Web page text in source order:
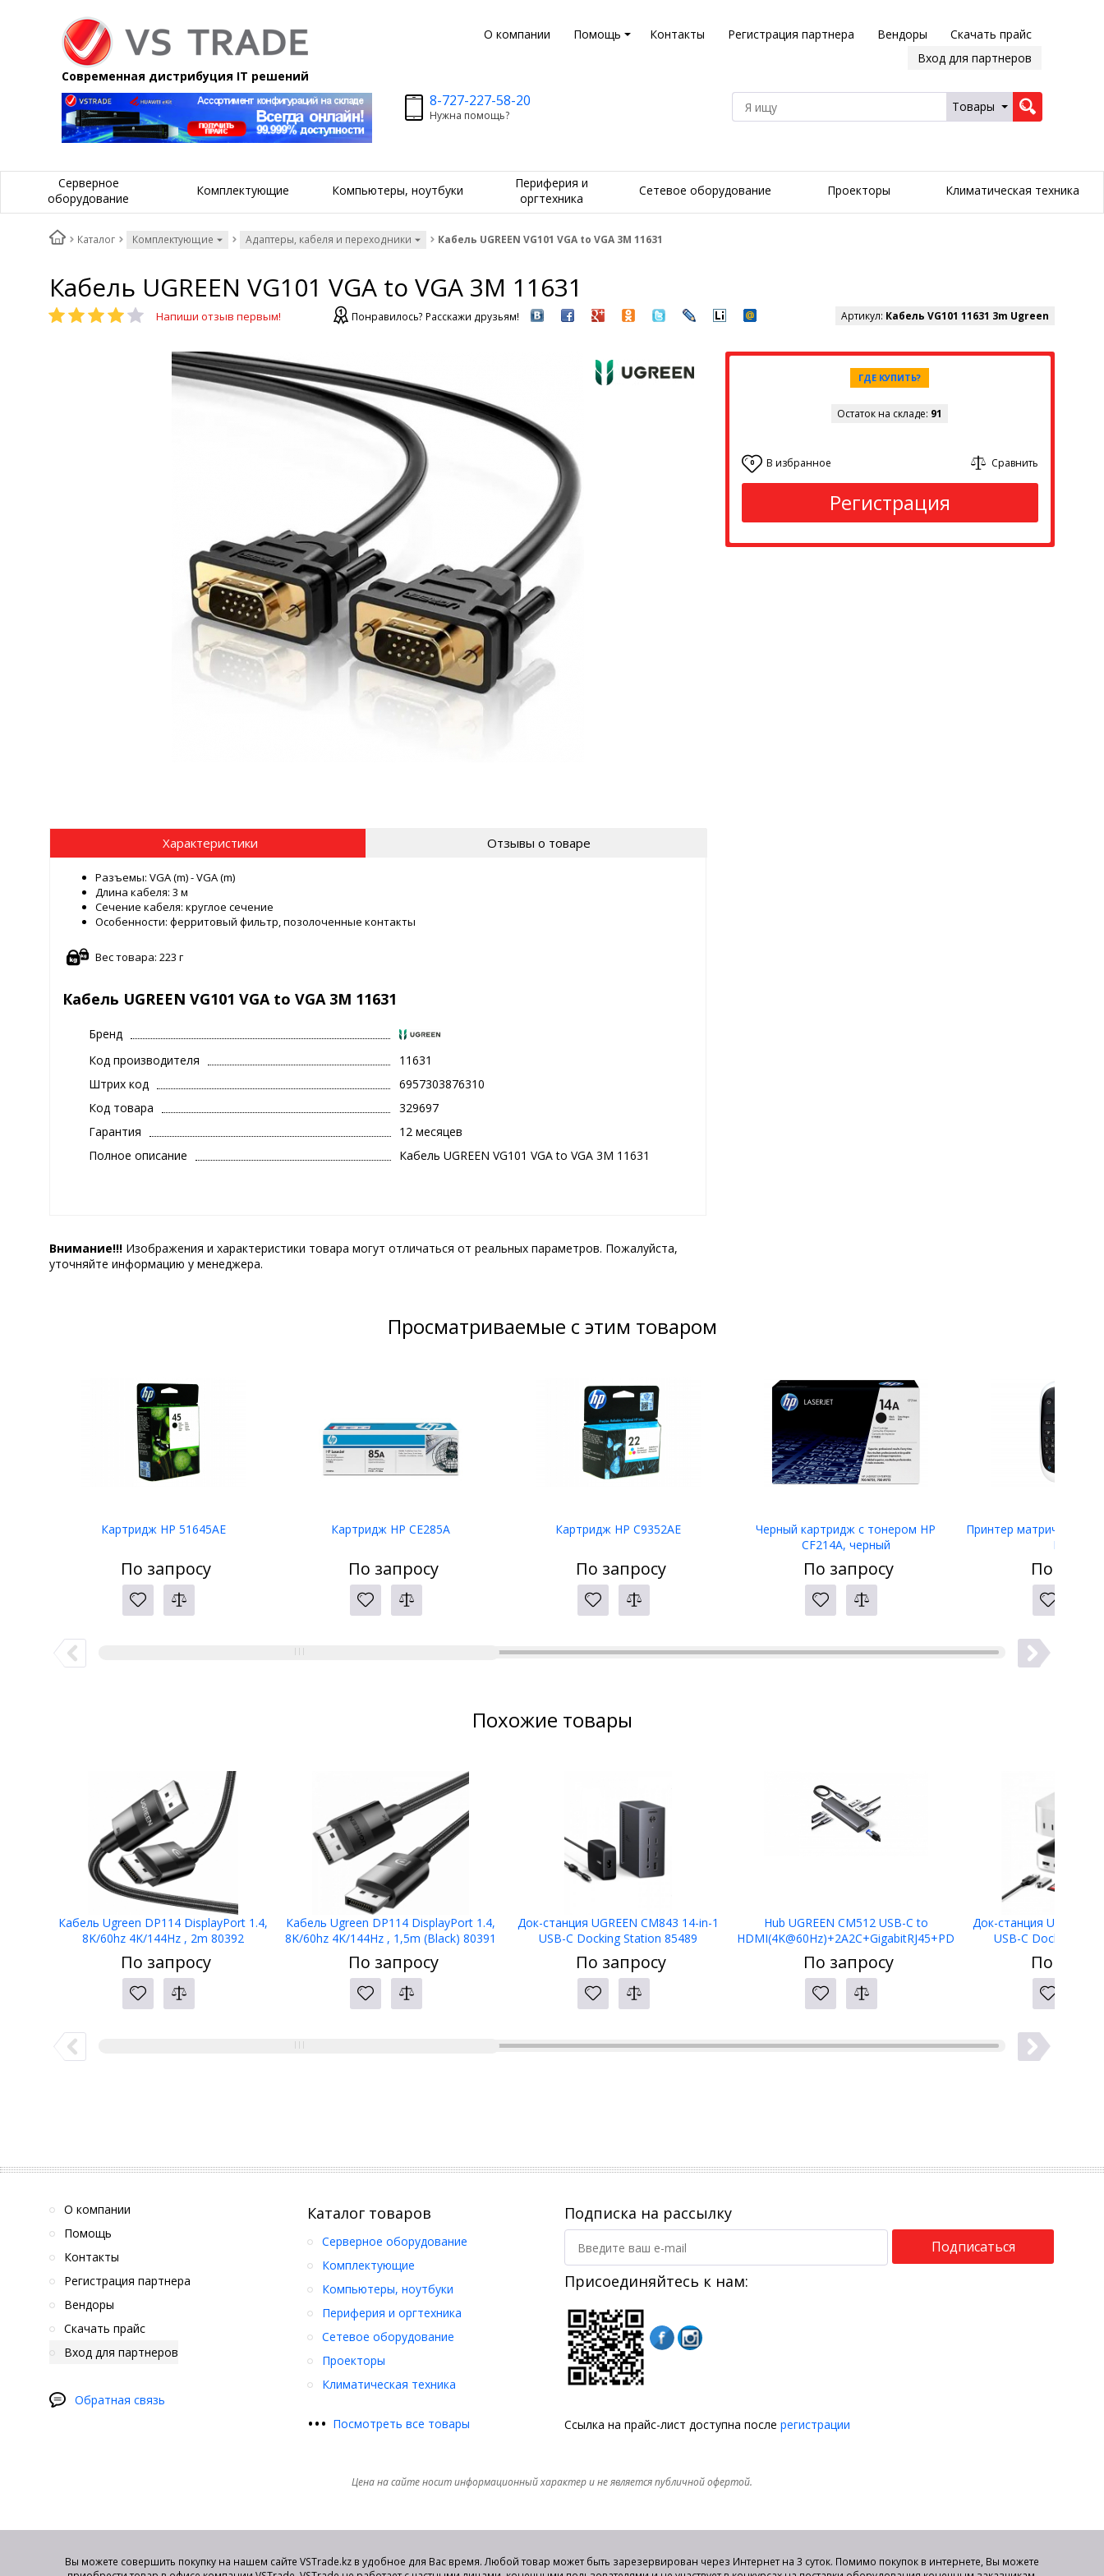
О компании Помощь Контакты Регистрация партнера Вендоры
Скачать прайс
Вход для партнеров
Современная дистрибуция IT решений
8-727-227-58-20
Нужна помощь?
Товары
Серверное
оборудование
Комплектующие Компьютеры, ноутбуки
Периферия и
оргтехника
Сетевое оборудование Проекторы Климатическая техника
Каталог Комплектующие Адаптеры, кабеля и переходники Кабель UGREEN VG101 VGA to VGA 3M 11631
Кабель UGREEN VG101 VGA to VGA 3M 11631
Напиши отзыв первым! Понравилось? Расскажи друзьям! Артикул: Кабель VG101 11631 3m Ugreen
ГДЕ КУПИТЬ?
Остаток на складе: 91
0 В избранное Сравнить
Регистрация
Характеристики Отзывы о товаре
Разъемы: VGA (m) - VGA (m)
Длина кабеля: 3 м
Сечение кабеля: круглое сечение
Особенности: ферритовый фильтр, позолоченные контакты
Вес товара: 223 г
Кабель UGREEN VG101 VGA to VGA 3M 11631
Бренд
Код производителя
11631
Штрих код
6957303876310
Код товара
329697
Гарантия
12 месяцев
Полное описание
Кабель UGREEN VG101 VGA to VGA 3M 11631
Внимание!!! Изображения и характеристики товара могут отличаться от реальных параметров. Пожалуйста,
уточняйте информацию у менеджера.
Просматриваемые с этим товаром
Картридж HP 51645AE
По запросу
Картридж HP CE285A
По запросу
Картридж HP C9352AE
По запросу
Черный картридж с тонером HP
CF214A, черный
По запросу
Принтер матричный
LW-400
По
Похожие товары
Кабель Ugreen DP114 DisplayPort 1.4,
8K/60hz 4K/144Hz , 2m 80392
По запросу
Кабель Ugreen DP114 DisplayPort 1.4,
8K/60hz 4K/144Hz , 1,5m (Black) 80391
По запросу
Док-станция UGREEN CM843 14-in-1
USB-C Docking Station 85489
По запросу
Hub UGREEN CM512 USB-C to
HDMI(4K@60Hz)+2A2C+GigabitRJ45+PD
(100W) 45000
По запросу
Док-станция UGREEN
USB-C Docking
По
О компании
Помощь
Контакты
Регистрация партнера
Вендоры
Скачать прайс
Вход для партнеров
Обратная связь
Каталог товаров
Серверное оборудование
Комплектующие
Компьютеры, ноутбуки
Периферия и оргтехника
Сетевое оборудование
Проекторы
Климатическая техника
••• Посмотреть все товары
Подписка на рассылку
Подписаться
Присоединяйтесь к нам:
Ссылка на прайс-лист доступна после регистрации
Цена на сайте носит информационный характер и не является публичной офертой.
Вы можете совершить покупку на нашем сайте VSTrade.kz в удобное для Вас время. Любой товар может быть зарезервирован через Интернет на 3 суток. Помимо покупок в интернете, Вы можете